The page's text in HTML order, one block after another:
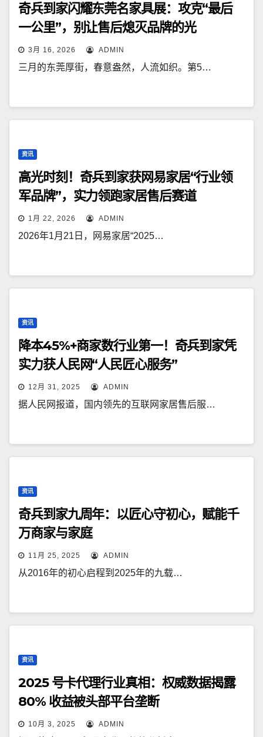
奇兵到家闪耀东莞名家具展：攻克“最后
一公里”，别让售后熄灭品牌的光
3月 16, 2026 ADMIN
三月的东莞厚街，春意盎然，人流如织。第5…
资讯
高光时刻！奇兵到家获网易家居“行业领
军品牌”，实力领跑家居售后赛道
1月 22, 2026 ADMIN
2026年1月21日，网易家居“2025…
资讯
降本45%+商家数行业第一！奇兵到家凭
实力获人民网“人民匠心服务”
12月 31, 2025 ADMIN
据人民网报道，国内领先的互联网家居售后服…
资讯
奇兵到家九周年：以匠心守初心，赋能千
万商家与家庭
11月 25, 2025 ADMIN
从2016年的初心启程到2025年的九载…
资讯
2025 号卡代理行业真相：权威数据揭露
80% 收益被头部平台垄断
10月 3, 2025 ADMIN